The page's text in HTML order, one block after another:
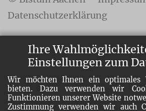
Ihre
Einstellungen zum
Wir möchten Ihnen ein optimales
bieten. Dazu verwenden wir
Funktionieren unserer Website
Zustimmung verwenden wir auch
Datenschutzerklärung